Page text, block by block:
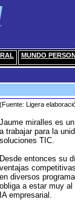
MUNDO
(Fuente: Ligera
Jaume miralles es
a trabajar para la
soluciones TIC.
Desde entonces su
ventajas
en diversos
obliga a estar muy
IA empresarial.